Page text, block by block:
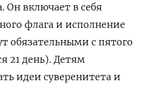
Он включает в себя
флага и исполнение
обязательными с пятого
21 день). Детям
идеи суверенитета и